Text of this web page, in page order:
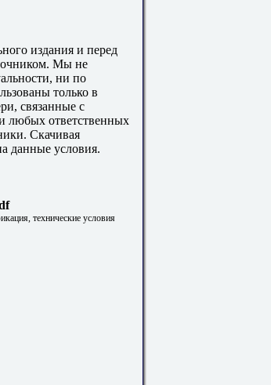
издания и перед
Мы не
ни по
только в
связанные с
любых ответственных
Скачивая
данные условия.
технические условия